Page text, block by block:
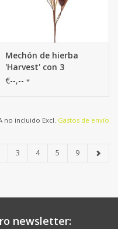
Mechón de hierba
'Harvest' con 3
penachos de plástico
€--,-- *
no incluido Excl. Gastos de envío
3 4 5 9
newsletter: